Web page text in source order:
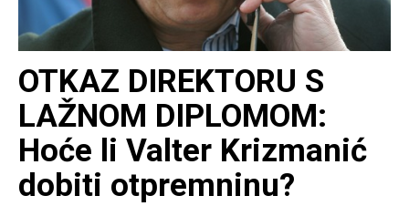
OTKAZ DIREKTORU S
LAŽNOM DIPLOMOM:
Hoće li Valter Krizmanić
dobiti otpremninu?